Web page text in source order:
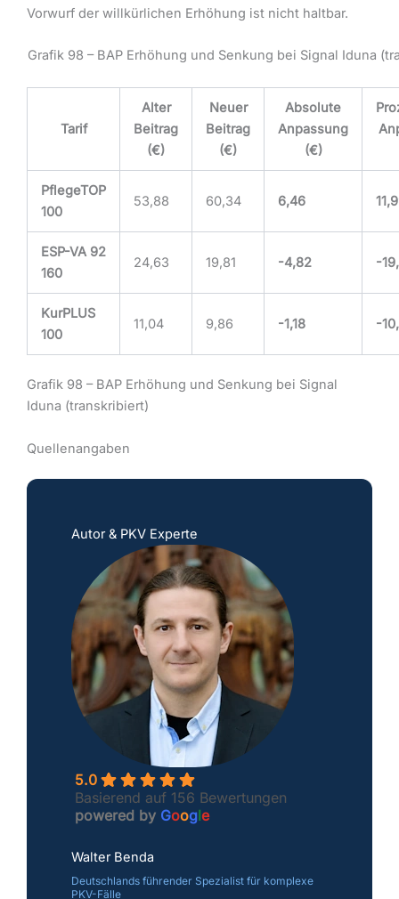
Vorwurf der willkürlichen Erhöhung ist nicht haltbar.
Grafik 98 – BAP Erhöhung und Senkung bei Signal Iduna
Tarif
Alter
Beitrag
(€)
Neuer
Beitrag
(€)
Absolute
Anpassung
(€)
PflegeTOP
100
53,88 60,34 6,46
ESP-VA 92
160
24,63 19,81 -4,82 -
KurPLUS
100
11,04 9,86 -1,18 -
Grafik 98 – BAP Erhöhung und Senkung bei Signal
Iduna (transkribiert)
Quellenangaben
Autor & PKV Experte
5.0
Basierend auf 156 Bewertungen
powered by Google
Walter Benda
Deutschlands führender Spezialist für komplexe
PKV-Fälle